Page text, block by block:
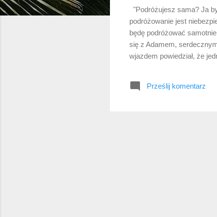
"Podróżujesz sama? Ja
podróżowanie jest
będę podróżować
się z Adamem,
wjazdem powiedział, że
Bangkoku. Byłam
Prześlij komentarz